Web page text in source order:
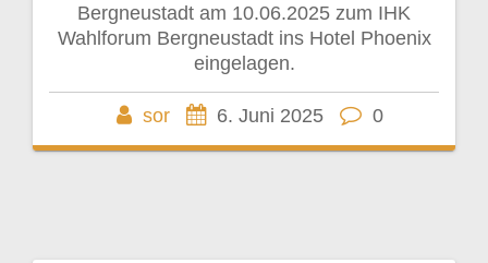
Bergneustadt am 10.06.2025 zum IHK
Wahlforum Bergneustadt ins Hotel Phoenix
eingelagen.
sor 6. Juni 2025 0